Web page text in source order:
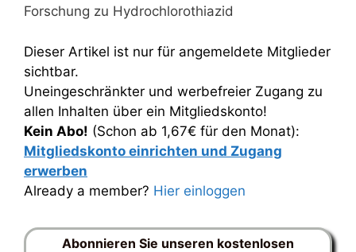
Forschung zu Hydrochlorothiazid
Dieser Artikel ist nur für angemeldete Mitglieder
sichtbar.
Uneingeschränkter und werbefreier Zugang zu
allen Inhalten über ein Mitgliedskonto!
Kein Abo! (Schon ab 1,67€ für den Monat):
Mitgliedskonto einrichten und Zugang
erwerben
Already a member? Hier einloggen
Abonnieren Sie unseren kostenlosen